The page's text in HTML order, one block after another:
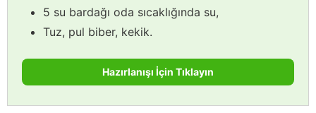
5 su bardağı oda sıcaklığında su,
Tuz, pul biber, kekik.
Hazırlanışı İçin Tıklayın